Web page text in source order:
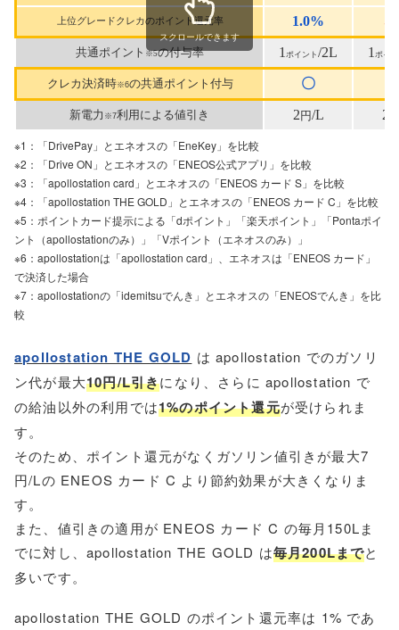
上位グレードクレカのポイント還元率 1.0%
共通ポイント ※5の付与率 1 ポイント /2L 1 ポイ
クレカ決済時※6の共通ポイント付与 〇
新電力 ※7利用による値引き 2 円/L 2
スクロールできます
※1：「DrivePay」とエネオスの「EneKey」を比較
※2：「Drive ON」とエネオスの「ENEOS公式アプリ」を比較
※3：「apollostation card」とエネオスの「ENEOS カード S」を比較
※4：「apollostation THE GOLD」とエネオスの「ENEOS カード C」を比較
※5：ポイントカード提示による「dポイント」「楽天ポイント」「Pontaポイ
ント（apollostationのみ）」「Vポイント（エネオスのみ）」
※6：apollostationは「apollostation card」、エネオスは「ENEOS カード」
で決済した場合
※7：apollostationの「idemitsuでんき」とエネオスの「ENEOSでんき」を比
較
apollostation THE GOLD は apollostation でのガソリ
ン代が最大10円/L引きになり、さらに apollostation で
の給油以外の利用では1%のポイント還元が受けられま
す。
そのため、ポイント還元がなくガソリン値引きが最大7
円/Lの ENEOS カード C より節約効果が大きくなりま
す。
また、値引きの適用が ENEOS カード C の毎月150Lま
でに対し、apollostation THE GOLD は毎月200Lまでと
多いです。
apollostation THE GOLD のポイント還元率は 1% であ